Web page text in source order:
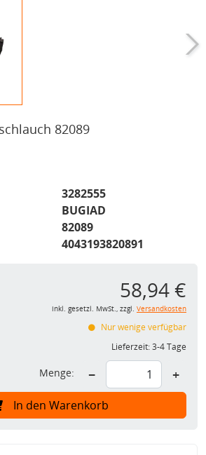
82089
3282555
BUGIAD
82089
4043193820891
58,94 €
inkl. gesetzl. MwSt., zzgl. Versandkosten
Nur wenige verfügbar
Lieferzeit:3-4 Tage
Menge: − +
In den Warenkorb